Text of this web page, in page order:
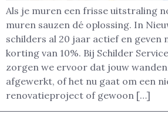
Als je muren een frisse uitstraling
muren sauzen dé oplossing. In
schilders al 20 jaar actief en geven
korting van 10%. Bij Schilder
zorgen we ervoor dat jouw
afgewerkt, of het nu gaat om een
renovatieproject of gewoon […]